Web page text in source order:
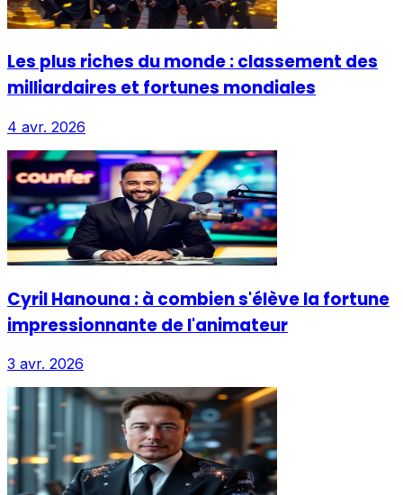
Les plus riches du monde : classement des
milliardaires et fortunes mondiales
4 avr. 2026
Cyril Hanouna : à combien s'élève la fortune
impressionnante de l'animateur
3 avr. 2026